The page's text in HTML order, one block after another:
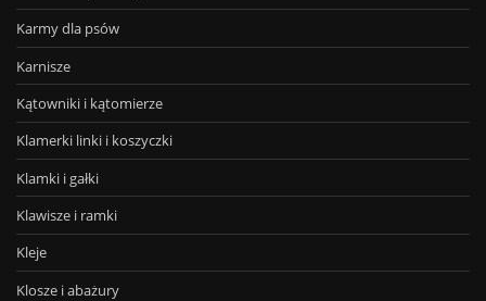
Karmy dla psów
Karnisze
Kątowniki i kątomierze
Klamerki linki i koszyczki
Klamki i gałki
Klawisze i ramki
Kleje
Klosze i abażury